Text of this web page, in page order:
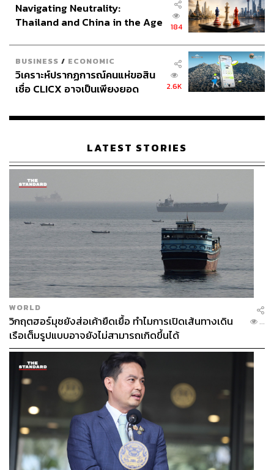
Navigating Neutrality:
Thailand and China in the Age
184
BUSINESS / ECONOMIC
วิเคราะห์ปรากฏการณ์คนแห่ขอสิน
เชื่อ CLICX อาจเป็นเพียงยอด
เรือนไทยที่ถูกซุกไว้
2.6K
LATEST STORIES
WORLD
วิกฤตฮอร์มุซยังส่อเค้ายืดเยื้อ ทำไมการเปิดเส้นทางเดิน
เรือเต็มรูปแบบอาจยังไม่สามารถเกิดขึ้นได้
...